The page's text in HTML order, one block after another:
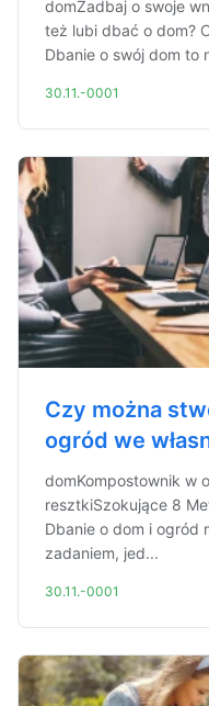
domZadbaj o swoje
też lubi dbać o dom?
Dbanie o swój dom to
30.11.-0001
Czy można
ogród we
domKompostownik w
resztkiSzokujące 8
Dbanie o dom i ogród
zadaniem, jed...
30.11.-0001